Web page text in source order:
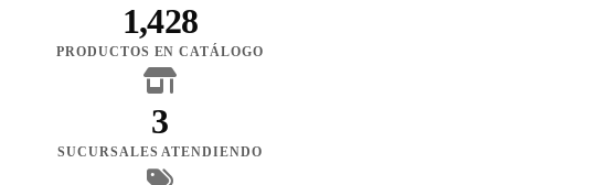
1,428
PRODUCTOS EN CATÁLOGO
3
SUCURSALES ATENDIENDO